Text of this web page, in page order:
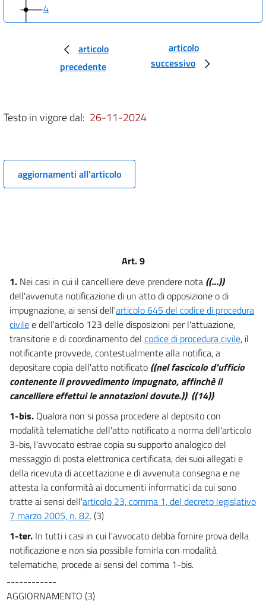
4
5
10
12
13
articolo
precedente
articolo
successivo
Testo in vigore dal: 26-11-2024
aggiornamenti all'articolo
Art. 9
1. Nei casi in cui il cancelliere deve prendere nota ((...))
dell'avvenuta notificazione di un atto di opposizione o di
impugnazione, ai sensi dell'articolo 645 del codice di procedura
civilee dell'articolo 123 delle disposizioni per l'attuazione,
transitorie e di coordinamento del codice di procedura civile, il
notificante provvede, contestualmente alla notifica, a
depositare copia dell'atto notificato ((nel fascicolo d'ufficio
contenente il provvedimento impugnato, affinchè il
cancelliere effettui le annotazioni dovute.)). ((14))
1-bis. Qualora non si possa procedere al deposito con
modalità telematiche dell'atto notificato a norma dell'articolo
3-bis, l'avvocato estrae copia su supporto analogico del
messaggio di posta elettronica certificata, dei suoi allegati e
della ricevuta di accettazione e di avvenuta consegna e ne
attesta la conformità ai documenti informatici da cui sono
tratte ai sensi dell'articolo 23, comma 1, del decreto legislativo
7 marzo 2005, n. 82. (3)
1-ter. In tutti i casi in cui l'avvocato debba fornire prova della
notificazione e non sia possibile fornirla con modalità
telematiche, procede ai sensi del comma 1-bis.
------------
AGGIORNAMENTO (3)